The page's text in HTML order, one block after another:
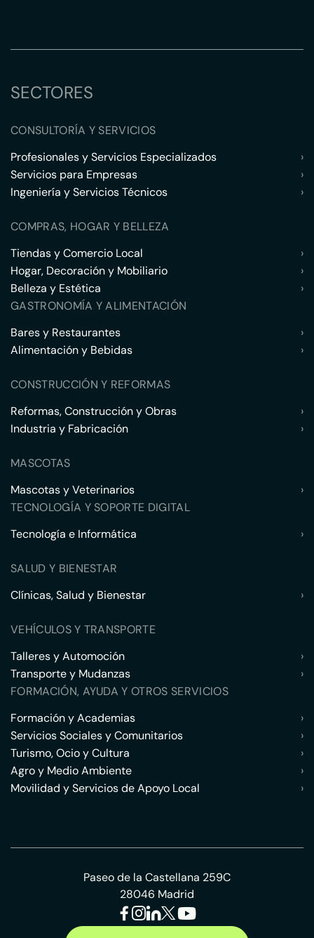
SECTORES
CONSULTORÍA Y SERVICIOS
Profesionales y Servicios Especializados
›
Servicios para Empresas
›
Ingeniería y Servicios Técnicos
›
COMPRAS, HOGAR Y BELLEZA
Tiendas y Comercio Local
›
Hogar, Decoración y Mobiliario
›
Belleza y Estética
›
GASTRONOMÍA Y ALIMENTACIÓN
Bares y Restaurantes
›
Alimentación y Bebidas
›
CONSTRUCCIÓN Y REFORMAS
Reformas, Construcción y Obras
›
Industria y Fabricación
›
MASCOTAS
Mascotas y Veterinarios
›
TECNOLOGÍA Y SOPORTE DIGITAL
Tecnología e Informática
›
SALUD Y BIENESTAR
Clínicas, Salud y Bienestar
›
VEHÍCULOS Y TRANSPORTE
Talleres y Automoción
›
Transporte y Mudanzas
›
FORMACIÓN, AYUDA Y OTROS SERVICIOS
Formación y Academias
›
Servicios Sociales y Comunitarios
›
Turismo, Ocio y Cultura
›
Agro y Medio Ambiente
›
Movilidad y Servicios de Apoyo Local
›
Paseo de la Castellana 259C
28046 Madrid